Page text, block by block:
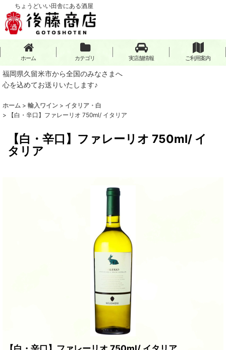
ちょうどいい田舎にある酒屋
ホーム カテゴリ 実店舗情報 ご利用案内
福岡県久留米市から全国のみなさまへ
心を込めてお送りいたします♪
ホーム > 輸入ワイン > イタリア・白
>
【白・辛口】ファレーリオ 750ml/ イタリア
【白・辛口】ファレーリオ 750ml/ イ
タリア